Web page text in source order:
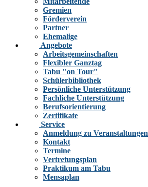
Gremien
Förderverein
Partner
Ehemalige
Angebote
Arbeitsgemeinschaften
Flexibler Ganztag
Tabu "on Tour"
Schülerbibliothek
Persönliche Unterstützung
Fachliche Unterstützung
Berufsorientierung
Zertifikate
Service
Anmeldung zu Veranstaltungen
Kontakt
Termine
Vertretungsplan
Praktikum am Tabu
Mensaplan